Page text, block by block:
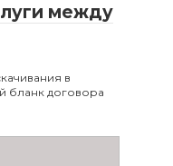
между
в
бланк договора